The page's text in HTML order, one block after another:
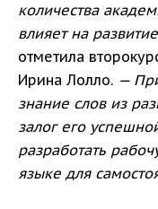
количества
влияет на
отметила
Ирина Лолло. —
знание слов из
залог его
разработать
языке для